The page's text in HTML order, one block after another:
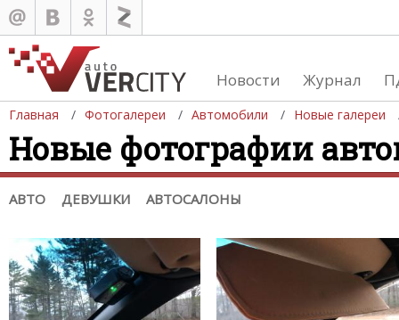
Новости Журнал
Главная Фотогалереи Автомобили Новые галереи
Новые фотографии
АВТО ДЕВУШКИ АВТОСАЛОНЫ
Автомобили
Последние добавления
Список марок
(+1102)
Девушки
Девушки и автомобили
Девушки и мото